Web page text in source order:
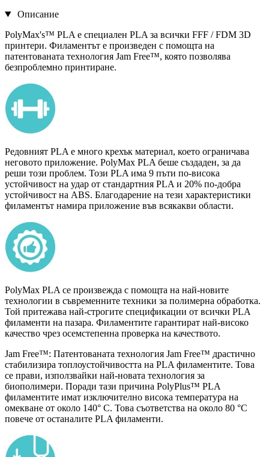
Описание
PolyMax's™ PLA е специален PLA за всички FFF / FDM 3D
принтери. Филаментът е произведен с помощта на
патентованата технология Jam Free™, която позволява
безпроблемно принтиране.
Редовният PLA е много крехък материал, което ограничава
неговото приложение. PolyMax PLA беше създаден, за да
реши този проблем. Този PLA има 9 пъти по-висока
устойчивост на удар от стандартния PLA и 20% по-добра
устойчивост на ABS. Благодарение на тези характеристики
филаментът намира приложение във всякакви области.
PolyMax PLA се произвежда с помощта на най-новите
технологии в съвременните техники за полимерна обработка.
Той притежава най-строгите спецификации от всички PLA
филаменти на пазара. Филаментите гарантират най-високо
качество чрез осемстепенна проверка на качеството.
Jam Free™: Патентованата технология Jam Free™ драстично
стабилизира топлоустойчивостта на PLA филаментите. Това
се прави, използвайки най-новата технология за
биополимери. Поради тази причина PolyPlus™ PLA
филаментите имат изключително висока температура на
омекване от около 140° С. Това съответства на около 80 °C
повече от останалите PLA филаменти.